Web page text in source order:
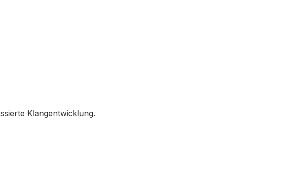
Klangentwicklung.